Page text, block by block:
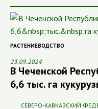
РАСТЕНИЕВОДСТВО
23.09.2024
В Чеченской
6,6 тыс. га
СЕВЕРО-КАВКАЗСКИЙ